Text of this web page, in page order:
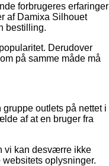
forbrugeres erfaringer
af Damixa Silhouet
bestilling.
Derudover
på samme måde må
outlets på nettet i
af at en bruger fra
vi kan desværre ikke
oplysninger.